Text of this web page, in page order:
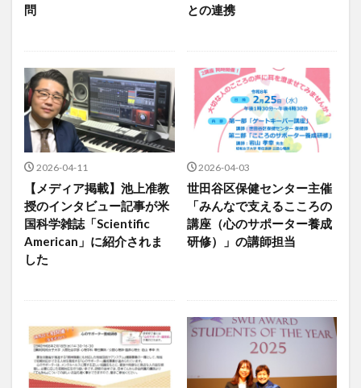
問
との連携
2026-04-11
【メディア掲載】池上准教
授のインタビュー記事が米
国科学雑誌「Scientific
American」に紹介されま
した
2026-04-03
世田谷区保健センター主催
「みんなで支えるこころの
講座（心のサポーター養成
研修）」の講師担当